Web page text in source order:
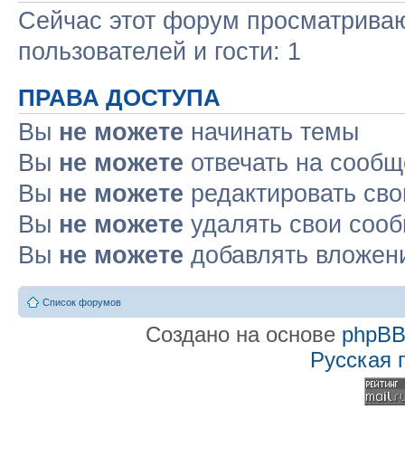
Сейчас этот форум
пользователей и гости: 1
ПРАВА ДОСТУПА
Вы не можете начинать темы
Вы не можете отвечать на
Вы не можете редактировать
Вы не можете удалять свои
Вы не можете добавлять
Список форумов
Создано на основе phpBB
Русская